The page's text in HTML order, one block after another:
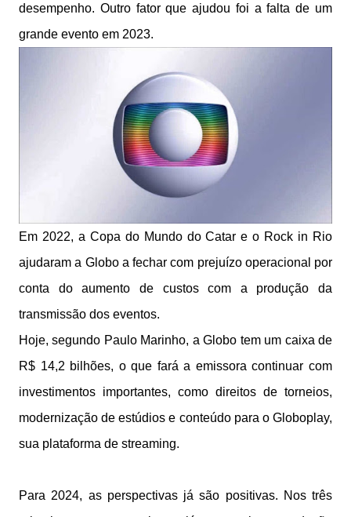
desempenho. Outro fator que ajudou foi a falta de um
grande evento em 2023.
Em 2022, a Copa do Mundo do Catar e o Rock in Rio
ajudaram a Globo a fechar com prejuízo operacional por
conta do aumento de custos com a produção da
transmissão dos eventos.
Hoje, segundo Paulo Marinho, a Globo tem um caixa de
R$ 14,2 bilhões, o que fará a emissora continuar com
investimentos importantes, como direitos de torneios,
modernização de estúdios e conteúdo para o Globoplay,
sua plataforma de streaming.
Para 2024, as perspectivas já são positivas. Nos três